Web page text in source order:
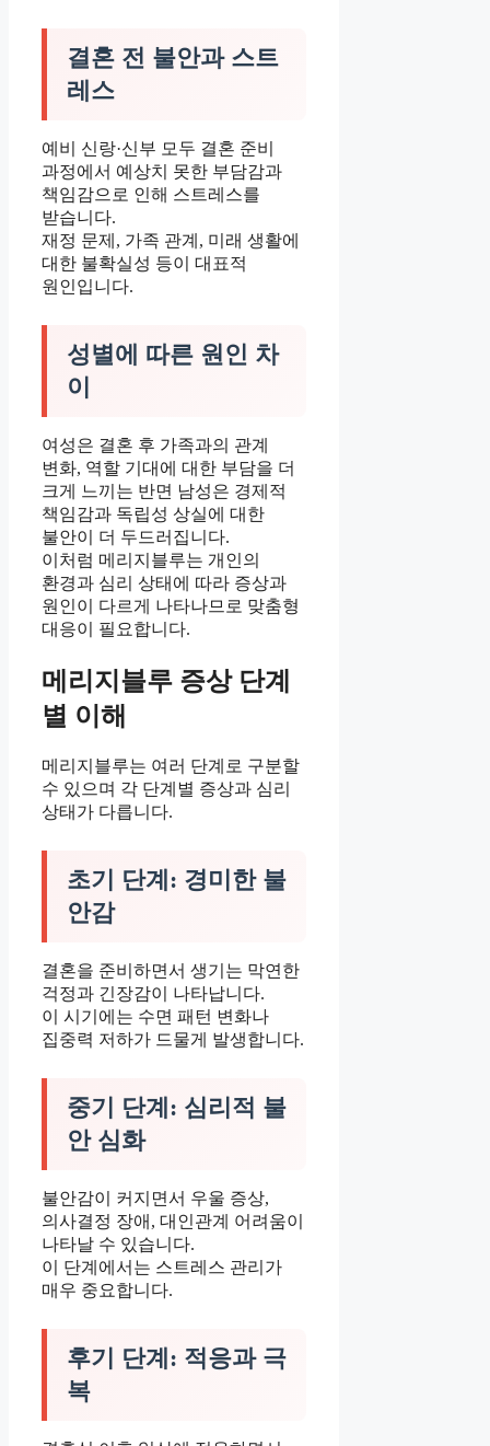
결혼 전 불안과 스트
레스
예비 신랑·신부 모두 결혼 준비
과정에서 예상치 못한 부담감과
책임감으로 인해 스트레스를
받습니다.
재정 문제, 가족 관계, 미래 생활에
대한 불확실성 등이 대표적
원인입니다.
성별에 따른 원인 차
이
여성은 결혼 후 가족과의 관계
변화, 역할 기대에 대한 부담을 더
크게 느끼는 반면 남성은 경제적
책임감과 독립성 상실에 대한
불안이 더 두드러집니다.
이처럼 메리지블루는 개인의
환경과 심리 상태에 따라 증상과
원인이 다르게 나타나므로 맞춤형
대응이 필요합니다.
메리지블루 증상 단계
별 이해
메리지블루는 여러 단계로 구분할
수 있으며 각 단계별 증상과 심리
상태가 다릅니다.
초기 단계: 경미한 불
안감
결혼을 준비하면서 생기는 막연한
걱정과 긴장감이 나타납니다.
이 시기에는 수면 패턴 변화나
집중력 저하가 드물게 발생합니다.
중기 단계: 심리적 불
안 심화
불안감이 커지면서 우울 증상,
의사결정 장애, 대인관계 어려움이
나타날 수 있습니다.
이 단계에서는 스트레스 관리가
매우 중요합니다.
후기 단계: 적응과 극
복